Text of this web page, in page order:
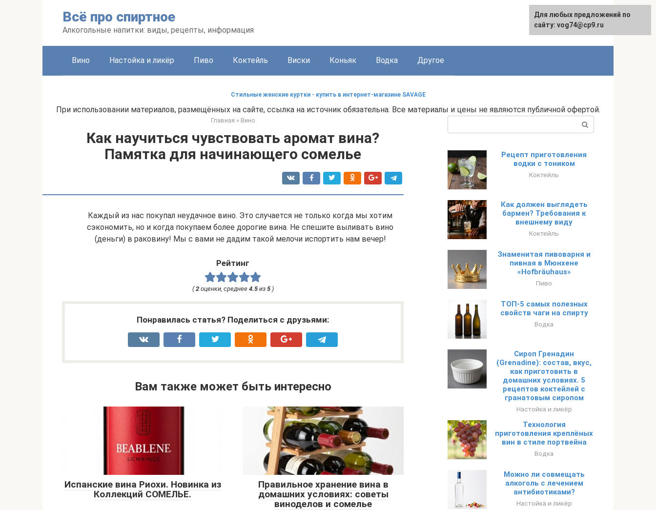
Всё про спиртное
Алкогольные напитки: виды, рецепты, информация
Вино Настойка и ликёр Пиво Коктейль Виски Коньяк Водка Другое
Стильные женские куртки - купить в интернет-магазине SAVAGE
При использовании материалов, размещённых на сайте, ссылка на источник обязательна. Все материалы и цены не являются публичной офертой.
Главная » Вино
Как научиться чувствовать аромат вина?
Памятка для начинающего сомелье
Каждый из нас покупал неудачное вино. Это случается не только когда мы хотим
сэкономить, но и когда покупаем более дорогие вина. Не спешите выливать вино
(деньги) в раковину! Мы с вами не дадим такой мелочи испортить нам вечер!
Рейтинг
(2оценки, среднее 4.5из 5)
Понравилась статья? Поделиться с друзьями:
Вам также может быть интересно
Испанские вина Риохи. Новинка из
Коллекций СОМЕЛЬЕ.
Правильное хранение вина в
домашних условиях: советы
виноделов и сомелье
Рецепт приготовления
водки с тоником
Коктейль
Как должен выглядеть
бармен? Требования к
внешнему виду
Коктейль
Знаменитая пивоварня и
пивная в Мюнхене
«Hofbräuhaus»
Пиво
ТОП-5 самых полезных
свойств чаги на спирту
Водка
Сироп Гренадин
(Grenadine): состав, вкус,
как приготовить в
домашних условиях. 5
рецептов коктейлей с
гранатовым сиропом
Настойка и ликёр
Технология
приготовления креплёных
вин в стиле портвейна
Водка
Можно ли совмещать
алкоголь с лечением
антибиотиками?
Настойка и ликёр
Для любых предложений по
сайту: vog74@cp9.ru